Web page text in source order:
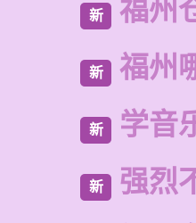
新 福州
新 福州
新 学音
新 强烈